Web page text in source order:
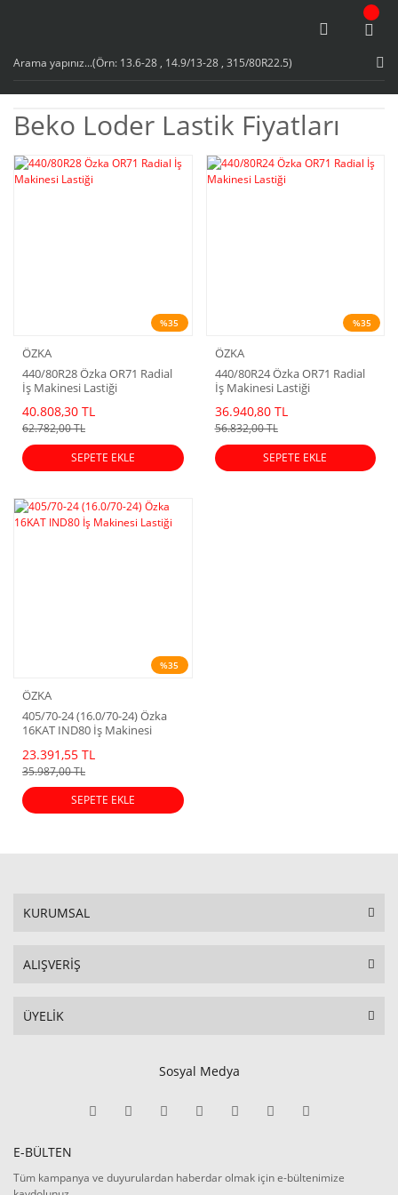
Beko Loder Lastik Fiyatları
%35
ÖZKA
440/80R28 Özka OR71 Radial
İş Makinesi Lastiği
40.808,30 TL
62.782,00 TL
SEPETE EKLE
%35
ÖZKA
440/80R24 Özka OR71 Radial
İş Makinesi Lastiği
36.940,80 TL
56.832,00 TL
SEPETE EKLE
%35
ÖZKA
405/70-24 (16.0/70-24) Özka
16KAT IND80 İş Makinesi
23.391,55 TL
35.987,00 TL
SEPETE EKLE
KURUMSAL
ALIŞVERİŞ
ÜYELİK
Sosyal Medya
E-BÜLTEN
Tüm kampanya ve duyurulardan haberdar olmak için e-bültenimize